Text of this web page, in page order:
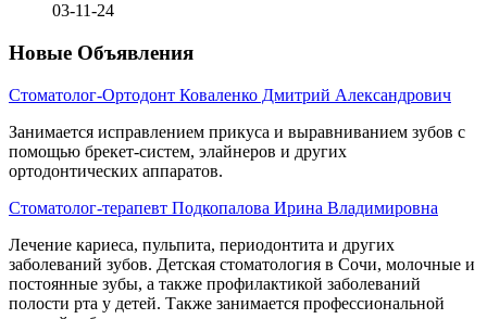
03-11-24
Новые Объявления
Стоматолог-Ортодонт Коваленко Дмитрий Александрович
Занимается исправлением прикуса и выравниванием зубов с
помощью брекет-систем, элайнеров и других
ортодонтических аппаратов.
Стоматолог-терапевт Подкопалова Ирина Владимировна
Лечение кариеса, пульпита, периодонтита и других
заболеваний зубов. Детская стоматология в Сочи, молочные и
постоянные зубы, а также профилактикой заболеваний
полости рта у детей. Также занимается профессиональной